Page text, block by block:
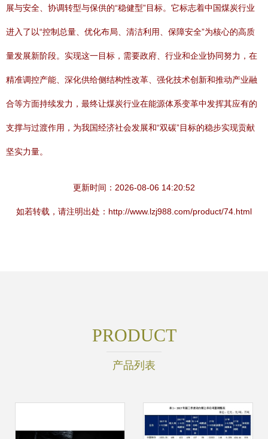
展与安全、协调转型与保供的“稳健型”目标。它标志着中国煤炭行业
进入了以“控制总量、优化布局、清洁利用、保障安全”为核心的高质
量发展新阶段。实现这一目标，需要政府、行业和企业协同努力，在
精准调控产能、深化供给侧结构性改革、强化技术创新和推动产业融
合等方面持续发力，最终让煤炭行业在能源体系变革中发挥其应有的
支撑与过渡作用，为我国经济社会发展和“双碳”目标的稳步实现贡献
坚实力量。
更新时间：2026-08-06 14:20:52
如若转载，请注明出处：http://www.lzj988.com/product/74.html
PRODUCT
产品列表